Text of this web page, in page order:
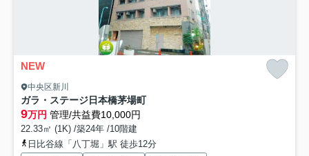
NEW
中央区新川
ガラ・ステージ日本橋茅場町
9万円 管理/共益費10,000円
22.33㎡ (1K) /築24年 /10階建
日比谷線「八丁堀」駅 徒歩12分